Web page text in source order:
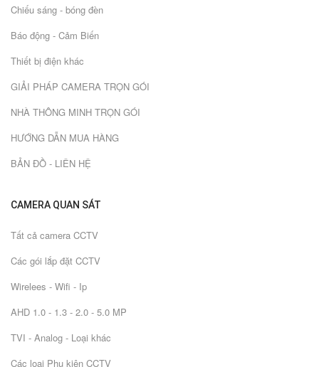
Chiếu sáng - bóng đèn
Báo động - Cảm Biến
Thiết bị điện khác
GIẢI PHÁP CAMERA TRỌN GÓI
NHÀ THÔNG MINH TRỌN GÓI
HƯỚNG DẪN MUA HÀNG
BẢN ĐỒ - LIÊN HỆ
CAMERA QUAN SÁT
Tất cả camera CCTV
Các gói lắp đặt CCTV
Wirelees - Wifi - Ip
AHD 1.0 - 1.3 - 2.0 - 5.0 MP
TVI - Analog - Loại khác
Các loại Phụ kiện CCTV